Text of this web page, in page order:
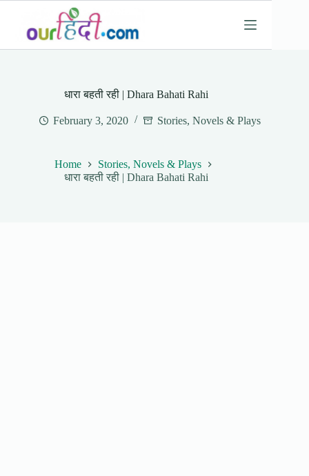
content
धारा बहती रही | Dhara Bahati Rahi
February 3, 2020 Stories, Novels & Plays
Home
Stories, Novels & Plays
धारा बहती रही | Dhara Bahati Rahi